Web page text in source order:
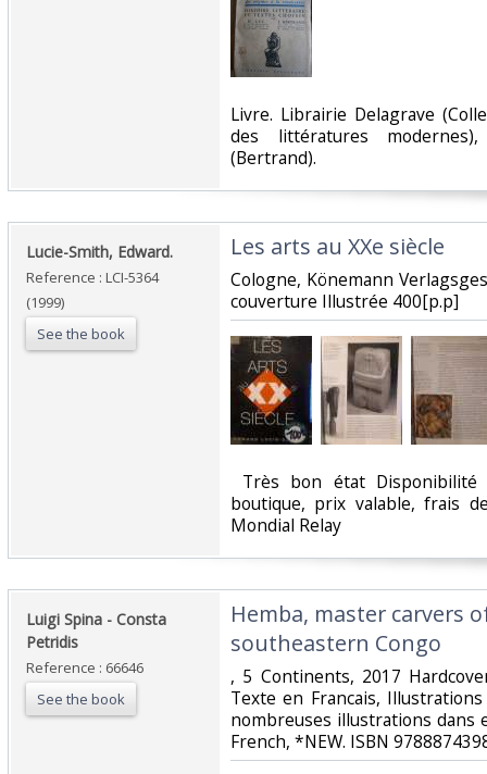
‎Livre. Librairie Delagrave
des littératures
(Bertrand).‎
‎Lucie-Smith, Edward.‎
Reference : LCI-5364
(1999)
See the book
‎Les arts au XXe siècle‎
‎Cologne, Könemann
couverture Illustrée 400[p.p] ‎
Très bon état
boutique, prix valable, frais
Mondial Relay‎
‎Luigi Spina - Consta
Petridis‎
Reference : 66646
See the book
‎Hemba, master carvers
southeastern Congo ‎
‎, 5 Continents, 2017
Texte en Francais,
nombreuses illustrations dans
French, *NEW. ISBN